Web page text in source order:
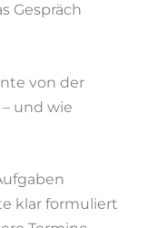
Gespräch
von der
und wie
klar formuliert